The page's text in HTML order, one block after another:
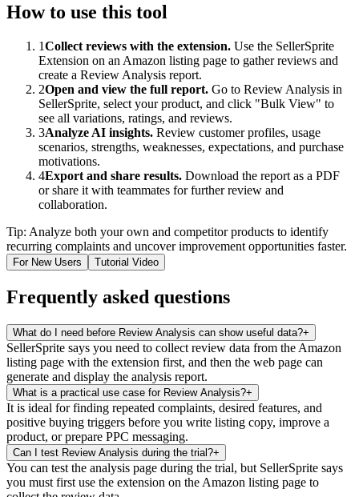
How to use this tool
1Collect reviews with the extension. Use the SellerSprite
Extension on an Amazon listing page to gather reviews and
create a Review Analysis report.
2Open and view the full report. Go to Review Analysis in
SellerSprite, select your product, and click "Bulk View" to
see all variations, ratings, and reviews.
3Analyze AI insights. Review customer profiles, usage
scenarios, strengths, weaknesses, expectations, and purchase
motivations.
4Export and share results. Download the report as a PDF
or share it with teammates for further review and
collaboration.
Tip: Analyze both your own and competitor products to identify
recurring complaints and uncover improvement opportunities faster.
For New Users Tutorial Video
Frequently asked questions
What do I need before Review Analysis can show useful data?+
SellerSprite says you need to collect review data from the Amazon
listing page with the extension first, and then the web page can
generate and display the analysis report.
What is a practical use case for Review Analysis?+
It is ideal for finding repeated complaints, desired features, and
positive buying triggers before you write listing copy, improve a
product, or prepare PPC messaging.
Can I test Review Analysis during the trial?+
You can test the analysis page during the trial, but SellerSprite says
you must first use the extension on the Amazon listing page to